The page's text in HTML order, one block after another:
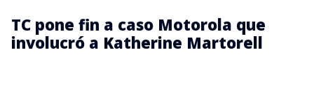
TC pone fin a caso Motorola que
involucró a Katherine Martorell